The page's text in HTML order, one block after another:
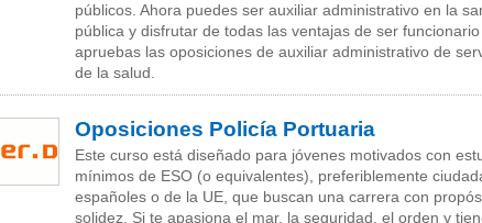
públicos. Ahora puedes ser auxiliar administrativo en la
pública y disfrutar de todas las ventajas de ser
apruebas las oposiciones de auxiliar administrativo de
de la salud.
Oposiciones Policía Portuaria
Este curso está diseñado para jóvenes motivados con
mínimos de ESO (o equivalentes), preferiblemente
españoles o de la UE, que buscan una carrera con
solidez. Si te apasiona el mar, la seguridad, el orden y